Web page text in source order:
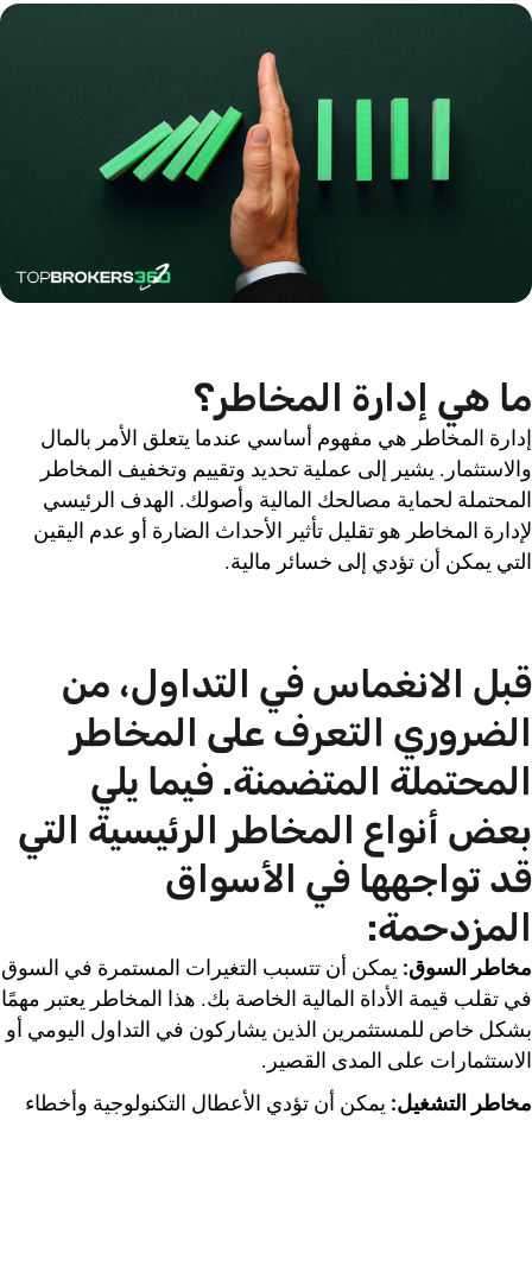
ما هي إدارة المخاطر؟
إدارة المخاطر هي مفهوم أساسي عندما يتعلق الأمر بالمال
والاستثمار. يشير إلى عملية تحديد وتقييم وتخفيف المخاطر
المحتملة لحماية مصالحك المالية وأصولك. الهدف الرئيسي
لإدارة المخاطر هو تقليل تأثير الأحداث الضارة أو عدم اليقين
التي يمكن أن تؤدي إلى خسائر مالية.
قبل الانغماس في التداول، من
الضروري التعرف على المخاطر
المحتملة المتضمنة. فيما يلي
بعض أنواع المخاطر الرئيسية التي
قد تواجهها في الأسواق
المزدحمة:
مخاطر السوق: يمكن أن تتسبب التغيرات المستمرة في السوق
في تقلب قيمة الأداة المالية الخاصة بك. هذا المخاطر يعتبر مهمًا
بشكل خاص للمستثمرين الذين يشاركون في التداول اليومي أو
الاستثمارات على المدى القصير.
مخاطر التشغيل: يمكن أن تؤدي الأعطال التكنولوجية وأخطاء